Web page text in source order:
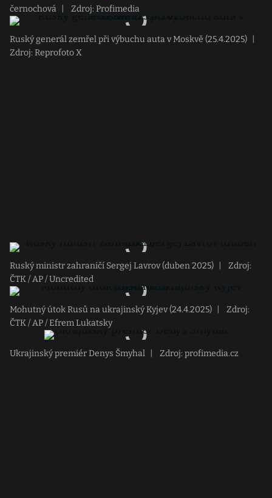
černochová Zdroj: Profimedia
Ruský generál zemřel při výbuchu auta v Moskvě (25.4.2025)
Zdroj: Reprofoto X
Ruský ministr zahraničí Sergej Lavrov (duben 2025)
Zdroj:
ČTK / AP / Uncredited
Mohutný útok Rusů na ukrajinský Kyjev (24.4.2025)
Zdroj:
ČTK / AP / Efrem Lukatsky
Ukrajinský premiér Denys Šmyhal Zdroj: profimedia.cz